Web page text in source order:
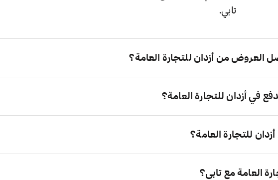
تابي.
من أزدان للتجارة العامة؟
في أزدان للتجارة العامة؟
للتجارة العامة؟
العامة مع تابي؟